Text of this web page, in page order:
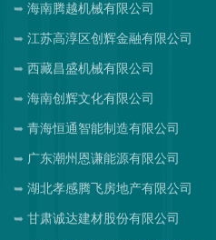
海南腾越机械有限公司
江苏高淳区创辉金融有限公司
西藏昌盛机械有限公司
海南创辉文化有限公司
青海恒通智能制造有限公司
广东潮州恩谦能源有限公司
湖北孝感腾飞房地产有限公司
甘肃诚达建材股份有限公司